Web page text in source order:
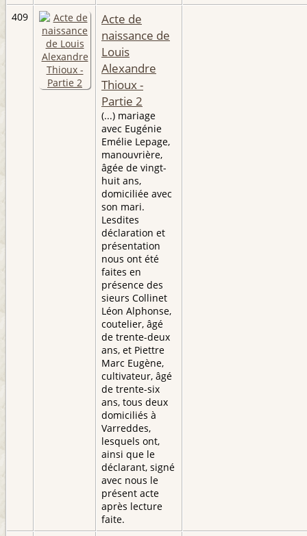
409
Acte de
naissance de
Louis
Alexandre
Thioux -
Partie 2
(...) mariage
avec Eugénie
Emélie Lepage,
manouvrière,
âgée de vingt-
huit ans,
domiciliée avec
son mari.
Lesdites
déclaration et
présentation
nous ont été
faites en
présence des
sieurs Collinet
Léon Alphonse,
coutelier, âgé
de trente-deux
ans, et Piettre
Marc Eugène,
cultivateur, âgé
de trente-six
ans, tous deux
domiciliés à
Varreddes,
lesquels ont,
ainsi que le
déclarant, signé
avec nous le
présent acte
après lecture
faite.